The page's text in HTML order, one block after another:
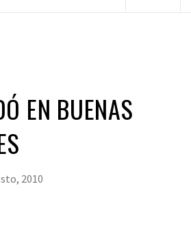
EN BUENAS
2010